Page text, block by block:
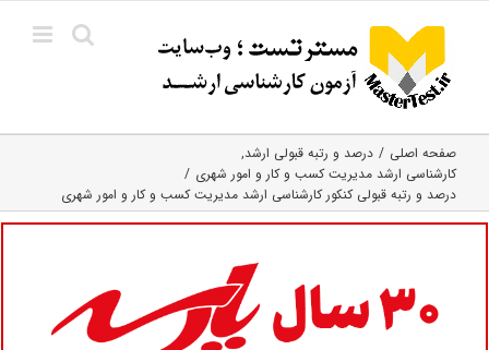
content
صفحه اصلی
درصد و رتبه قبولی ارشد
کارشناسی ارشد مدیریت کسب و کار و امور شهری
درصد و رتبه قبولی کنکور کارشناسی ارشد مدیریت کسب و کار و امور شهری